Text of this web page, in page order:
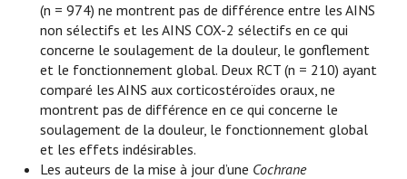
(n = 974) ne montrent pas de différence entre les AINS
non sélectifs et les AINS COX-2 sélectifs en ce qui
concerne le soulagement de la douleur, le gonflement
et le fonctionnement global. Deux RCT (n = 210) ayant
comparé les AINS aux corticostéroïdes oraux, ne
montrent pas de différence en ce qui concerne le
soulagement de la douleur, le fonctionnement global
et les effets indésirables.
Les auteurs de la mise à jour d’une Cochrane